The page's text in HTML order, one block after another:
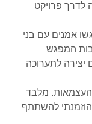
לדרך פרויקט
אמנים עם בני
המפגש
יצירה לתערוכה
העצמאות. מלבד
הוזמנתי להשתתף